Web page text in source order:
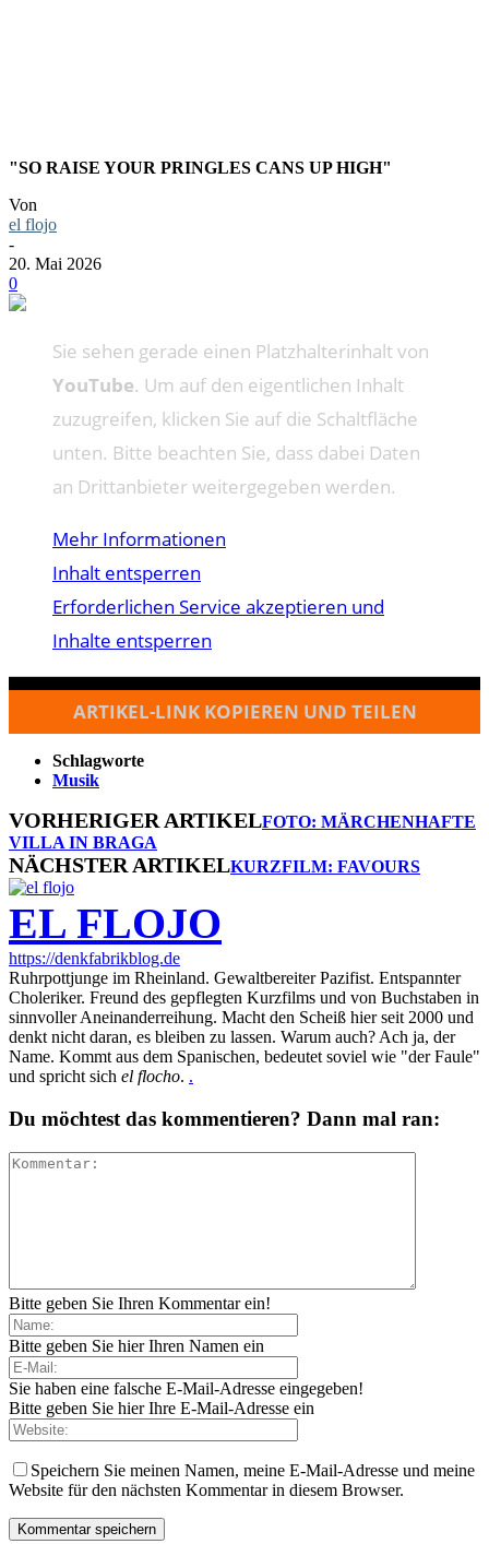
"SO RAISE YOUR PRINGLES CANS UP HIGH"
Von
el flojo
-
20. Mai 2026
0
Sie sehen gerade einen Platzhalterinhalt von
YouTube. Um auf den eigentlichen Inhalt
zuzugreifen, klicken Sie auf die Schaltfläche
unten. Bitte beachten Sie, dass dabei Daten
an Drittanbieter weitergegeben werden.
Mehr Informationen
Inhalt entsperren
Erforderlichen Service akzeptieren und
Inhalte entsperren
ARTIKEL-LINK KOPIEREN UND TEILEN
Schlagworte
Musik
VORHERIGER ARTIKELFOTO: MÄRCHENHAFTE
VILLA IN BRAGA
NÄCHSTER ARTIKELKURZFILM: FAVOURS
EL FLOJO
https://denkfabrikblog.de
Ruhrpottjunge im Rheinland. Gewaltbereiter Pazifist. Entspannter
Choleriker. Freund des gepflegten Kurzfilms und von Buchstaben in
sinnvoller Aneinanderreihung. Macht den Scheiß hier seit 2000 und
denkt nicht daran, es bleiben zu lassen. Warum auch? Ach ja, der
Name. Kommt aus dem Spanischen, bedeutet soviel wie "der Faule"
und spricht sich el flocho. .
Du möchtest das kommentieren? Dann mal ran:
Bitte geben Sie Ihren Kommentar ein!
Bitte geben Sie hier Ihren Namen ein
Sie haben eine falsche E-Mail-Adresse eingegeben!
Bitte geben Sie hier Ihre E-Mail-Adresse ein
Speichern Sie meinen Namen, meine E-Mail-Adresse und meine
Website für den nächsten Kommentar in diesem Browser.